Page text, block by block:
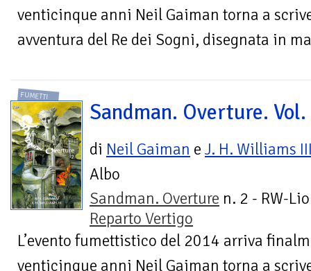
venticinque anni Neil Gaiman torna a
avventura del Re dei Sogni, disegnata in
FUMETTI
Sandman. Overture.
di Neil Gaiman e J. H. Williams
Albo
Sandman. Overture n. 2 - RW-
Reparto Vertigo
L’evento fumettistico del 2014 arriva
venticinque anni Neil Gaiman torna a